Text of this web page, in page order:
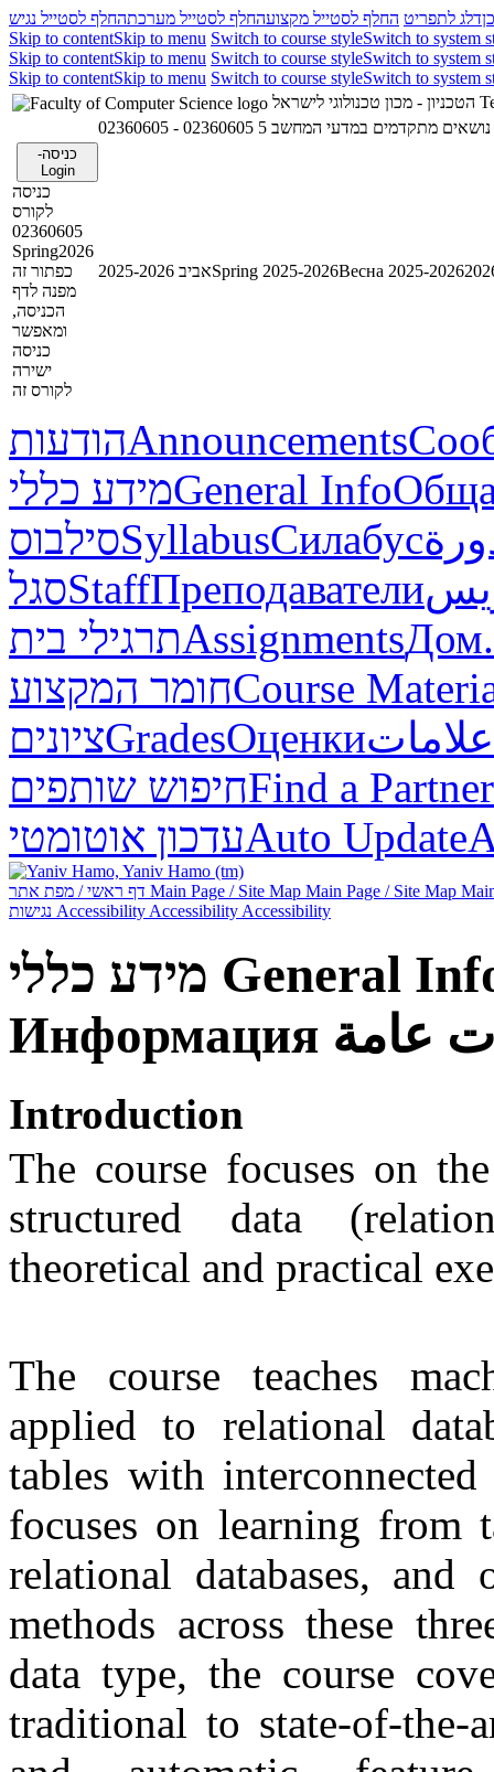
דלג לתפריט החלף לסטייל מקצועהחלף לסטייל מערכתהחלף לסטייל נגיש
Skip to contentSkip to menu Switch to course styleSwitch to system
Skip to contentSkip to menu Switch to course styleSwitch to system
Skip to contentSkip to menu Switch to course styleSwitch to system
02360605 - נושאים מתקדמים במדעי המחשב 5
כניסה-
Login
כניסה
לקורס
02360605
Spring2026
כפתור זה
מפנה לדף
הכניסה,
ומאפשר
כניסה
ישירה
לקורס זה
אביב 2025-2026Spring 2025-2026Весна 2025-2026
הודעותAnnouncements
מידע כלליGeneral Info
סילבוסSyllabusСилабус
סגלStaffПреподаватели
תרגילי ביתAssignmentsДом.
חומר המקצועCourse
ציוניםGradesОценкиعلامات
חיפוש שותפיםFind a Partner
עדכון אוטומטיAuto Update
Main Page / Site Map Main Page / Site Map
Accessibility Accessibility Accessibility
מידע כללי General
Информация عامة
Introduction
The course focuses on
structured data
theoretical and practical
The course teaches
applied to relational
tables with
focuses on learning from
relational databases,
methods across these
data type, the course
traditional to state-of-the-